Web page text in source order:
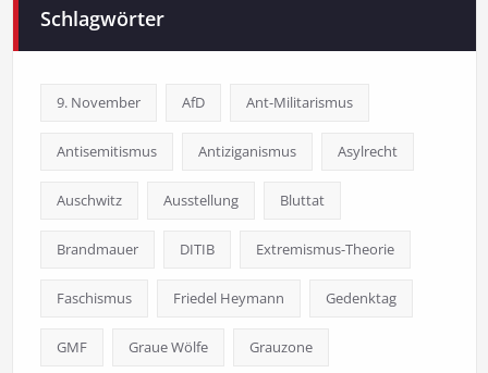
Schlagwörter
9. November AfD Ant-Militarismus
Antisemitismus Antiziganismus Asylrecht
Auschwitz Ausstellung Bluttat
Brandmauer DITIB Extremismus-Theorie
Faschismus Friedel Heymann Gedenktag
GMF Graue Wölfe Grauzone